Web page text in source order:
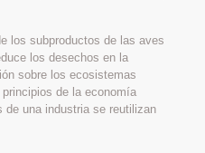
los subproductos de las aves
los desechos en la
sobre los ecosistemas
de la economía
de una industria se reutilizan